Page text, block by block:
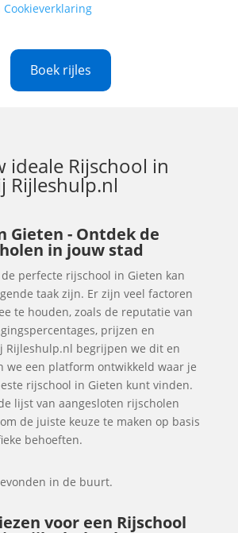
Cookieverklaring
Boek rijles
ideale Rijschool in
Rijleshulp.nl
Gieten - Ontdek de
in jouw stad
perfecte rijschool in Gieten kan
taak zijn. Er zijn veel factoren
te houden, zoals de reputatie van
prijzen en
Rijleshulp.nl begrijpen we dit en
we een platform ontwikkeld waar je
rijschool in Gieten kunt vinden.
lijst van aangesloten rijscholen
de juiste keuze te maken op basis
behoeften.
in de buurt.
voor een Rijschool